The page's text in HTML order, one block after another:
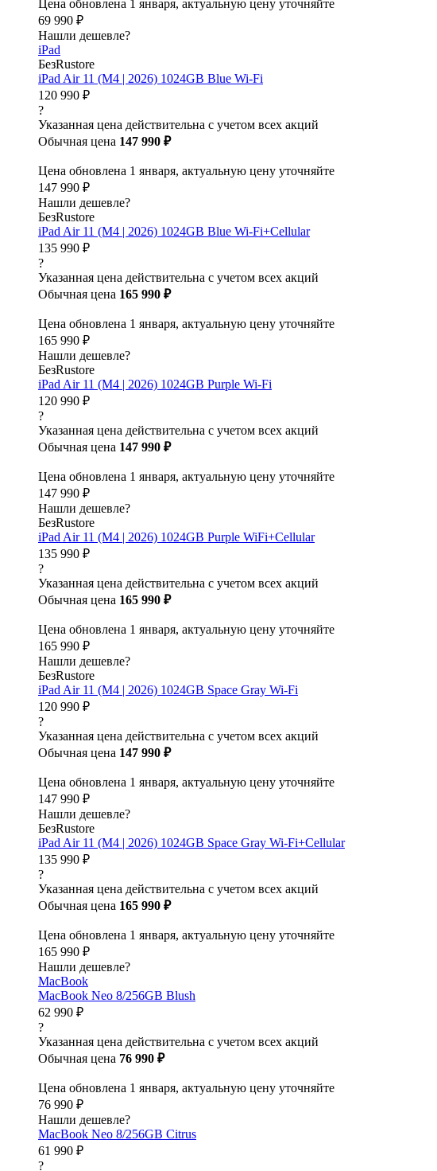
Цена обновлена 1 января, актуальную цену уточняйте
69 990 ₽
Нашли дешевле?
iPad
БезRustore
iPad Air 11 (M4 | 2026) 1024GB Blue Wi-Fi
120 990 ₽
?
Указанная цена действительна с учетом всех акций
Обычная цена 147 990 ₽
Цена обновлена 1 января, актуальную цену уточняйте
147 990 ₽
Нашли дешевле?
БезRustore
iPad Air 11 (M4 | 2026) 1024GB Blue Wi-Fi+Cellular
135 990 ₽
?
Указанная цена действительна с учетом всех акций
Обычная цена 165 990 ₽
Цена обновлена 1 января, актуальную цену уточняйте
165 990 ₽
Нашли дешевле?
БезRustore
iPad Air 11 (M4 | 2026) 1024GB Purple Wi-Fi
120 990 ₽
?
Указанная цена действительна с учетом всех акций
Обычная цена 147 990 ₽
Цена обновлена 1 января, актуальную цену уточняйте
147 990 ₽
Нашли дешевле?
БезRustore
iPad Air 11 (M4 | 2026) 1024GB Purple WiFi+Cellular
135 990 ₽
?
Указанная цена действительна с учетом всех акций
Обычная цена 165 990 ₽
Цена обновлена 1 января, актуальную цену уточняйте
165 990 ₽
Нашли дешевле?
БезRustore
iPad Air 11 (M4 | 2026) 1024GB Space Gray Wi-Fi
120 990 ₽
?
Указанная цена действительна с учетом всех акций
Обычная цена 147 990 ₽
Цена обновлена 1 января, актуальную цену уточняйте
147 990 ₽
Нашли дешевле?
БезRustore
iPad Air 11 (M4 | 2026) 1024GB Space Gray Wi-Fi+Cellular
135 990 ₽
?
Указанная цена действительна с учетом всех акций
Обычная цена 165 990 ₽
Цена обновлена 1 января, актуальную цену уточняйте
165 990 ₽
Нашли дешевле?
MacBook
MacBook Neo 8/256GB Blush
62 990 ₽
?
Указанная цена действительна с учетом всех акций
Обычная цена 76 990 ₽
Цена обновлена 1 января, актуальную цену уточняйте
76 990 ₽
Нашли дешевле?
MacBook Neo 8/256GB Citrus
61 990 ₽
?